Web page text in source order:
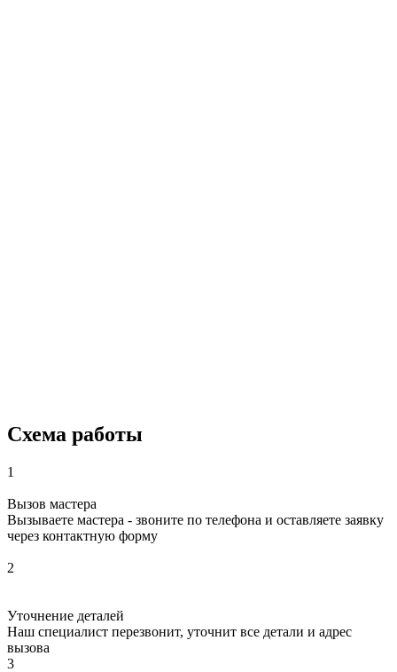
Схема работы
1
Вызов мастера
Вызываете мастера - звоните по телефона и оставляете заявку
через контактную форму
2
Уточнение деталей
Наш специалист перезвонит, уточнит все детали и адрес
вызова
3